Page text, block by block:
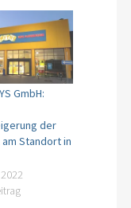
GmbH:
der
am Standort in